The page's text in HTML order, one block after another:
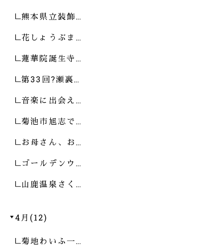
熊本県立装飾…
花しょうぶま…
蓮華院誕生寺…
第33回?瀬裏…
音楽に出会え…
菊池市旭志で…
お母さん、お…
ゴールデンウ…
山鹿温泉さく…
4月(12)
菊地わいふ一…